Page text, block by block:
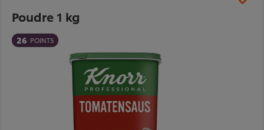
Poudre 1 kg​
26 POINTS